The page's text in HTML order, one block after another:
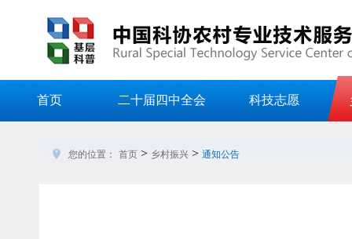
首页 二十届四中全会 科技志愿
您的位置： 首页 > 乡村振兴 > 通知公告